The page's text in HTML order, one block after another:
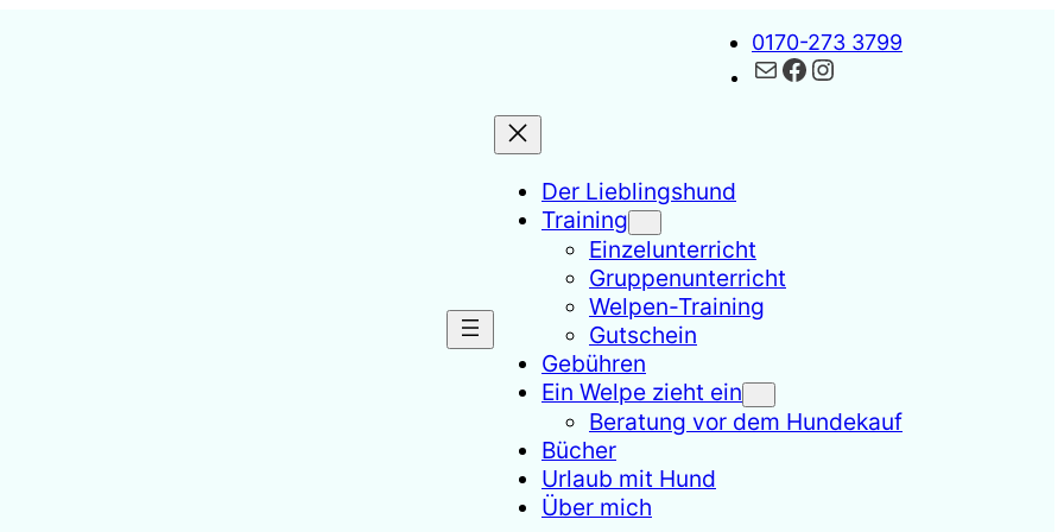
0170-273 3799
Kontakt
Facebook
Instagram
Der Lieblingshund
Training
Einzelunterricht
Gruppenunterricht
Welpen-Training
Gutschein
Gebühren
Ein Welpe zieht ein
Beratung vor dem Hundekauf
Bücher
Urlaub mit Hund
Über mich